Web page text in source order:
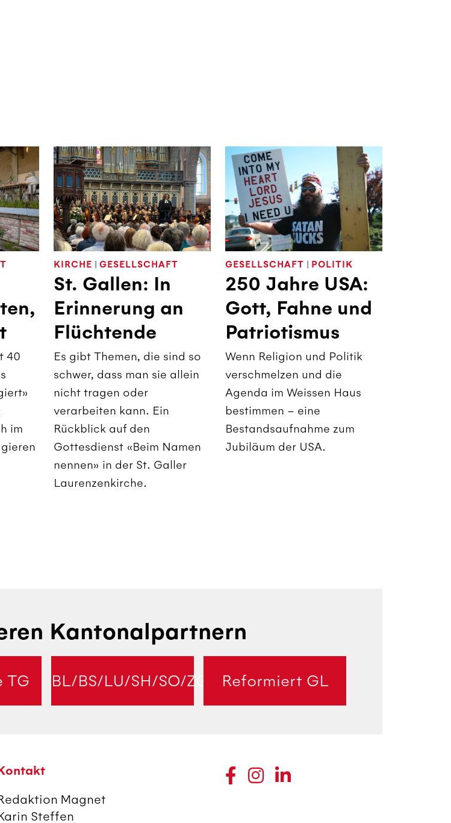
40
im
KIRCHE | GESELLSCHAFT
St. Gallen: In
Erinnerung an
Flüchtende
Es gibt Themen, die sind so
schwer, dass man sie allein
nicht tragen oder
verarbeiten kann. Ein
Rückblick auf den
Gottesdienst «Beim Namen
nennen» in der St. Galler
Laurenzenkirche.
GESELLSCHAFT | POLITIK
250 Jahre USA:
Gott, Fahne und
Patriotismus
Wenn Religion und Politik
verschmelzen und die
Agenda im Weissen Haus
bestimmen – eine
Bestandsaufnahme zum
Jubiläum der USA.
Kantonalpartnern
TG BL/BS/LU/SH/SO/ZG Reformiert GL
Magnet
Steffen